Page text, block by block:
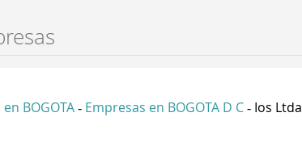
BOGOTA - Empresas en BOGOTA D C - Ios Ltda